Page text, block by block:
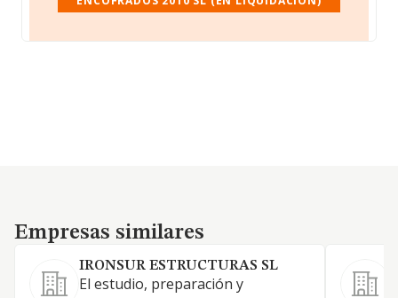
Empresas similares
Empresas similares
IRONSUR ESTRUCTURAS SL
El estudio, preparación y